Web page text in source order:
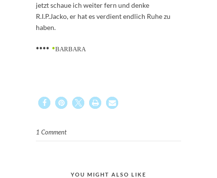
jetzt schaue ich weiter fern und denke
R.I.P.Jacko, er hat es verdient endlich Ruhe zu
haben.
•••• •BARBARA
1 Comment
YOU MIGHT ALSO LIKE